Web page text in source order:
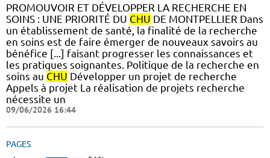
PROMOUVOIR ET DÉVELOPPER LA RECHERCHE EN
SOINS : UNE PRIORITÉ DU CHU DE MONTPELLIER Dans
un établissement de santé, la finalité de la recherche
en soins est de faire émerger de nouveaux savoirs au
bénéfice [...] faisant progresser les connaissances et
les pratiques soignantes. Politique de la recherche en
soins au CHU Développer un projet de recherche
Appels à projet La réalisation de projets recherche
nécessite un
09/06/2026 16:44
PAGES